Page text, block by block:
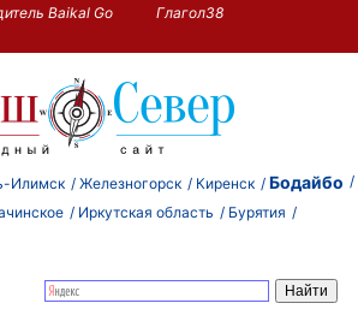
Baikal Go
Глагол38
Илимск Железногорск Киренск Бодайбо
Иркутская область
Бурятия